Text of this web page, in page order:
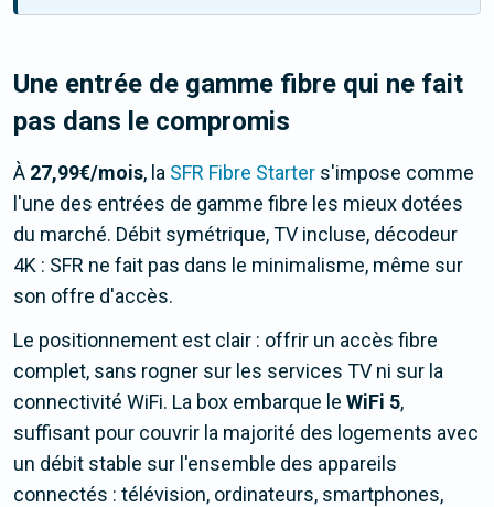
Une entrée de gamme fibre qui ne fait
pas dans le compromis
À 27,99€/mois, la SFR Fibre Starter s'impose comme
l'une des entrées de gamme fibre les mieux dotées
du marché. Débit symétrique, TV incluse, décodeur
4K : SFR ne fait pas dans le minimalisme, même sur
son offre d'accès.
Le positionnement est clair : offrir un accès fibre
complet, sans rogner sur les services TV ni sur la
connectivité WiFi. La box embarque le WiFi 5,
suffisant pour couvrir la majorité des logements avec
un débit stable sur l'ensemble des appareils
connectés : télévision, ordinateurs, smartphones,